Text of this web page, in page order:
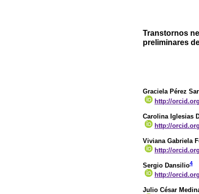
Transtornos
preliminares
Graciela Pérez
http://
Carolina Iglesias
http://
Viviana Gabriela
http://
Sergio Dansilio4
http://
Julio César